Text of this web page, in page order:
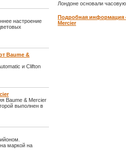
настроение
Baume &
и Clifton
Baume & Mercier
выполнен в
маркой на
Лондоне основали
Подробная информация
Mercier